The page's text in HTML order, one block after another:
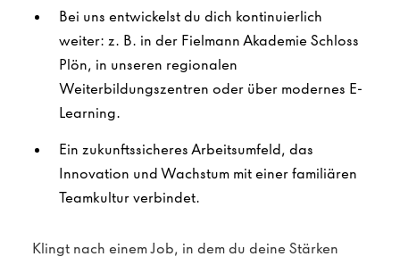
Bei uns entwickelst du dich kontinuierlich
weiter: z. B. in der Fielmann Akademie Schloss
Plön, in unseren regionalen
Weiterbildungszentren oder über modernes E-
Learning.
Ein zukunftssicheres Arbeitsumfeld, das
Innovation und Wachstum mit einer familiären
Teamkultur verbindet.
Klingt nach einem Job, in dem du deine Stärken